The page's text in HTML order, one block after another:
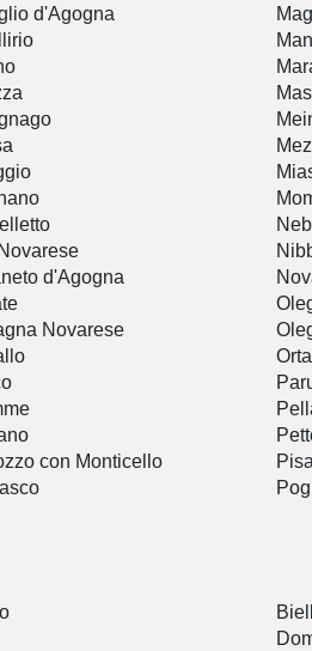
d'Agogna
d'Agogna
Novarese
con Monticello